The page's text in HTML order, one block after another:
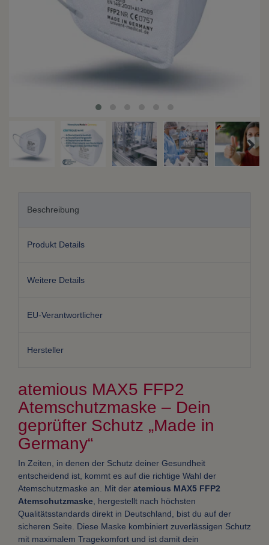
Beschreibung
Produkt Details
Weitere Details
EU-Verantwortlicher
Hersteller
atemious MAX5 FFP2
Atemschutzmaske – Dein
geprüfter Schutz „Made in
Germany“
In Zeiten, in denen der Schutz deiner Gesundheit
entscheidend ist, kommt es auf die richtige Wahl der
Atemschutzmaske an. Mit der atemious MAX5 FFP2
Atemschutzmaske, hergestellt nach höchsten
Qualitätsstandards direkt in Deutschland, bist du auf der
sicheren Seite. Diese Maske kombiniert zuverlässigen Schutz
mit maximalem Tragekomfort und ist damit dein